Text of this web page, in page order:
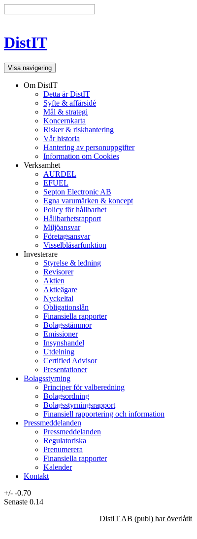
DistIT
Visa navigering
Om DistIT
Detta är DistIT
Syfte & affärsidé
Mål & strategi
Koncernkarta
Risker & riskhantering
Vår historia
Hantering av personuppgifter
Information om Cookies
Verksamhet
AURDEL
EFUEL
Septon Electronic AB
Egna varumärken & koncept
Policy för hållbarhet
Hållbarhetsrapport
Miljöansvar
Företagsansvar
Visselblåsarfunktion
Investerare
Styrelse & ledning
Revisorer
Aktien
Aktieägare
Nyckeltal
Obligationslån
Finansiella rapporter
Bolagsstämmor
Emissioner
Insynshandel
Utdelning
Certified Advisor
Presentationer
Bolagsstyrning
Principer för valberedning
Bolagsordning
Bolagsstyrningsrapport
Finansiell rapportering och information
Pressmeddelanden
Pressmeddelanden
Regulatoriska
Prenumerera
Finansiella rapporter
Kalender
Kontakt
+/- -0.70
Senaste 0.14
DistIT AB (publ) har överlåtit